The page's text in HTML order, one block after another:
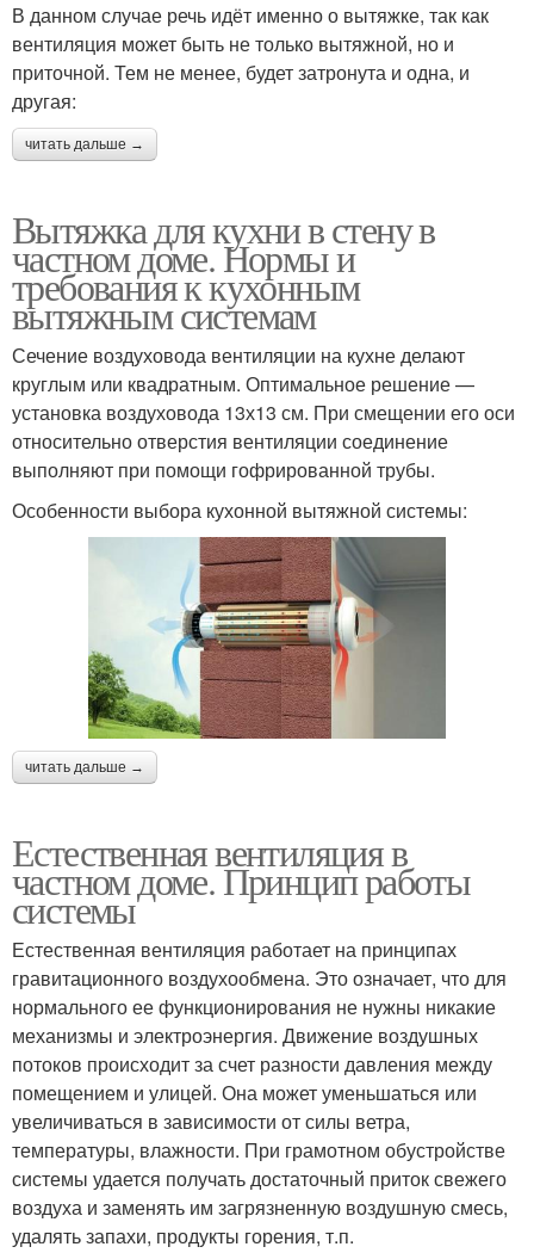
В данном случае речь идёт именно о вытяжке, так как
вентиляция может быть не только вытяжной, но и
приточной. Тем не менее, будет затронута и одна, и
другая:
читать дальше →
Вытяжка для кухни в стену в
частном доме. Нормы и
требования к кухонным
вытяжным системам
Сечение воздуховода вентиляции на кухне делают
круглым или квадратным. Оптимальное решение —
установка воздуховода 13х13 см. При смещении его оси
относительно отверстия вентиляции соединение
выполняют при помощи гофрированной трубы.
Особенности выбора кухонной вытяжной системы:
читать дальше →
Естественная вентиляция в
частном доме. Принцип работы
системы
Естественная вентиляция работает на принципах
гравитационного воздухообмена. Это означает, что для
нормального ее функционирования не нужны никакие
механизмы и электроэнергия. Движение воздушных
потоков происходит за счет разности давления между
помещением и улицей. Она может уменьшаться или
увеличиваться в зависимости от силы ветра,
температуры, влажности. При грамотном обустройстве
системы удается получать достаточный приток свежего
воздуха и заменять им загрязненную воздушную смесь,
удалять запахи, продукты горения, т.п.